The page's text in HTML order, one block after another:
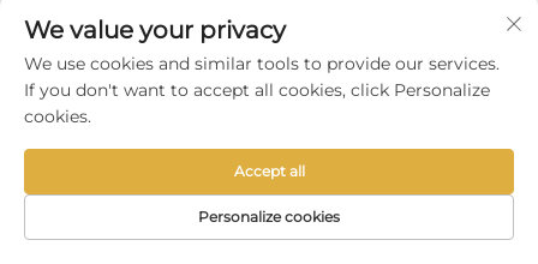
одобрени алтернативи в рамките на
определени срокове. Тези правила често
посочват допустими видове материали,
изисквания за рециклиране и методи за
отстраняване, които директно
повлияват решенията за избор на
опаковки. Запазването на актуалността
по отношение на регулаторните
We value your privacy
We use cookies and similar tools to provide our services.
If you don't want to accept all cookies, click Personalize
cookies.
Personalize cookies
Accept all